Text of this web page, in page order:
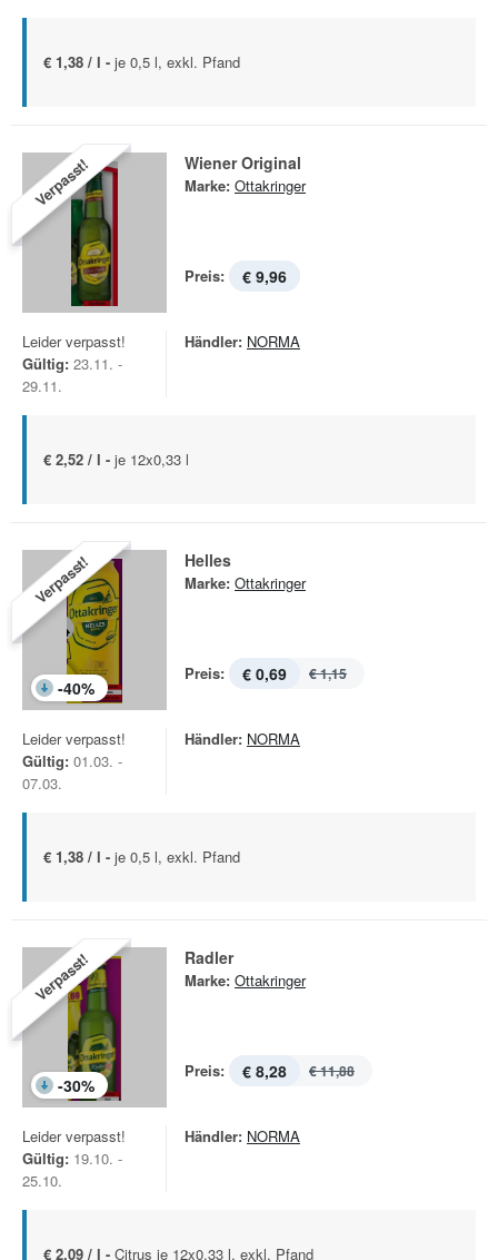
€ 1,38 / l - je 0,5 l, exkl. Pfand
Verpasst! Wiener Original
Marke: Ottakringer
Preis: € 9,96
Leider verpasst!
Gültig: 23.11. -
29.11.
Händler: NORMA
€ 2,52 / l - je 12x0,33 l
Verpasst!
-40%
Helles
Marke: Ottakringer
Preis: € 0,69 € 1,15
Leider verpasst!
Gültig: 01.03. -
07.03.
Händler: NORMA
€ 1,38 / l - je 0,5 l, exkl. Pfand
Verpasst!
-30%
Radler
Marke: Ottakringer
Preis: € 8,28 € 11,88
Leider verpasst!
Gültig: 19.10. -
25.10.
Händler: NORMA
€ 2,09 / l - Citrus je 12x0,33 l, exkl. Pfand